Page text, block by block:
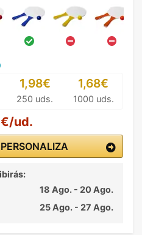
1,98€
250 uds.
1,68€
1000 uds.
ud.
18 Ago. - 20 Ago.
25 Ago. - 27 Ago.